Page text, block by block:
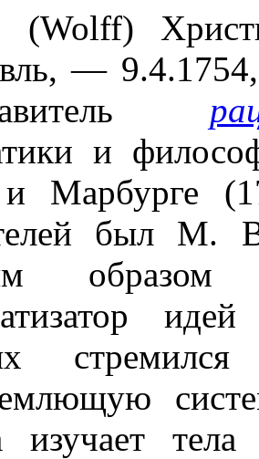
(Wolff)
—
и
Марбурге
был М.
изучает